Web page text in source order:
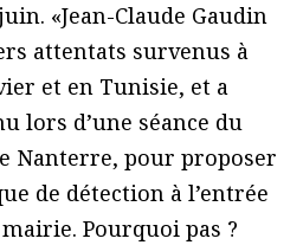
«Jean-Claude Gaudin
attentats survenus à
et en Tunisie, et a
lors d’une séance du
Nanterre, pour proposer
de détection à l’entrée
Pourquoi pas ?